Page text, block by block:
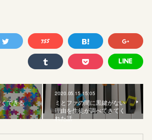
できる
2020.05.15 15:05
ミとファの間に黒鍵がない
理由を生徒が調べてきてく
れた話